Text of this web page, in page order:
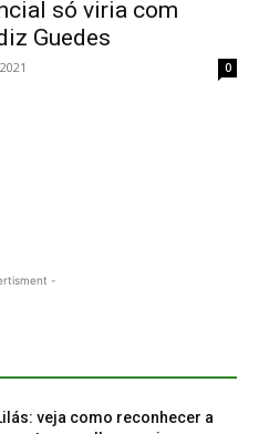
só viria com
Guedes
0
-
veja como reconhecer a